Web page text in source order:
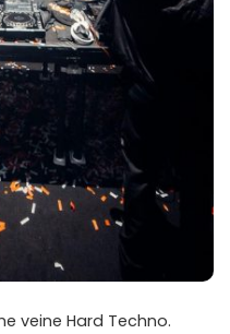
veine Hard Techno.